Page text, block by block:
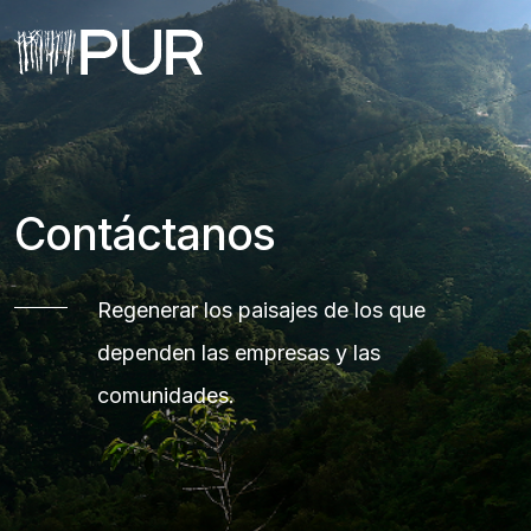
Main Navigation
Contáctanos
Regenerar los paisajes de los que
dependen las empresas y las
comunidades.